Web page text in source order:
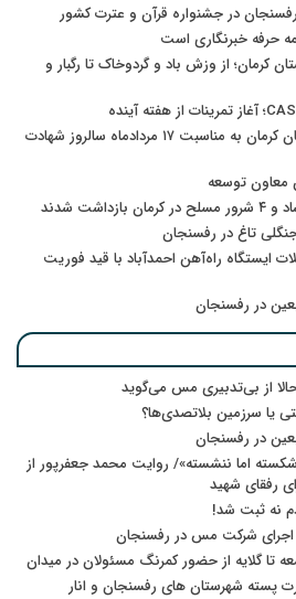
در جشنواره قرآن و عترت کشور
حرفه خبرنگاری است
کرمان؛ از وزش باد و گردوخاک تا رگبار و
پیام رئیس کل دادگستری استان کرمان به مناسبت ۱۷ مردادماه سالروز شهادت
معاون توسعه
تاغ در رفسنجان
ایستگاه راه‌آهن احمدآباد با قید فوریت
در رفسنجان
از بی‌تدبیری مس می‌گوید
یا سرزمین بلاتصدی‌ها؟
در رفسنجان
اما ننشسته»/ روایت محمد جعفرپور از
نه ثبت شد!
اجرای شرکت مس در رفسنجان
تا گلایه از حضور کمرنگ مسئولان در میدان
پسته شهرستان های رفسنجان و انار